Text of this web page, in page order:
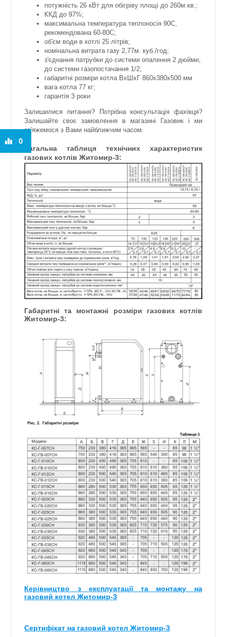
потужність 26 кВт для обігріву площі до 260м.кв.;
ККД до 97%;
максимальна температура теплоносія 90С,
рекомендована 60-80С;
об'єм води в котлі 25 літрів;
номінальна витрата газу 2,77м. куб./год;
з'єднання патрубки до системи опалення 2 дюйми,
до системи газопостачання 1/2;
габаритні розміри котла ВхШхГ 860х380х500 мм
вага котла 77 кг;
гарантія 3 роки
Залишилися питання? Потрібна консультація фахівця?
Залишайте своє замовлення в магазині Газовик і ми
зв'яжемося з Вами найближчим часом.
Загальна таблиця технічних характеристик
газових котлів Житомир-3:
Габаритні та монтажні розміри газових котлів
Житомир-3:
Керівництво з експлуатації та монтажу на
газовий котел Житомир-3
Сертифікат на газовий котел Житомир-3
0